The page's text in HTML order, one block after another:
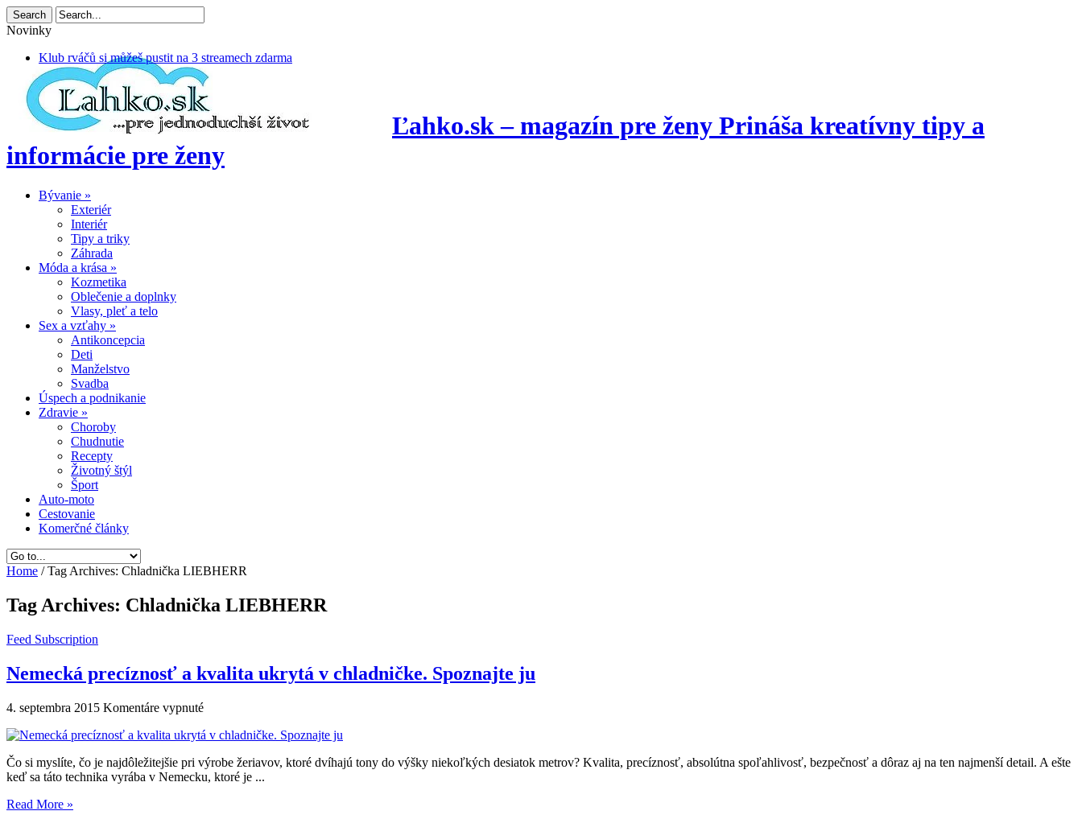
Novinky
Klub rváčů si můžeš pustit na 3 streamech zdarma
Ľahko.sk – magazín pre ženy Prináša kreatívny tipy a
informácie pre ženy
Bývanie »
Exteriér
Interiér
Tipy a triky
Záhrada
Móda a krása »
Kozmetika
Oblečenie a doplnky
Vlasy, pleť a telo
Sex a vzťahy »
Antikoncepcia
Deti
Manželstvo
Svadba
Úspech a podnikanie
Zdravie »
Choroby
Chudnutie
Recepty
Životný štýl
Šport
Auto-moto
Cestovanie
Komerčné články
Home /Tag Archives: Chladnička LIEBHERR
Tag Archives: Chladnička LIEBHERR
Feed Subscription
Nemecká precíznosť a kvalita ukrytá v chladničke. Spoznajte ju
4. septembra 2015 Komentáre vypnuténa
precíznosť
kvalita
ukrytá
Čo si myslíte, čo je najdôležitejšie pri výrobe žeriavov, ktoré dvíhajú tony do výšky niekoľkých desiatok metrov? Kvalita, precíznosť, absolútna spoľahlivosť, bezpečnosť a dôraz aj na ten najmenší detail. A ešte
keď sa táto technika vyrába v Nemecku, ktoré je ...
Read More »